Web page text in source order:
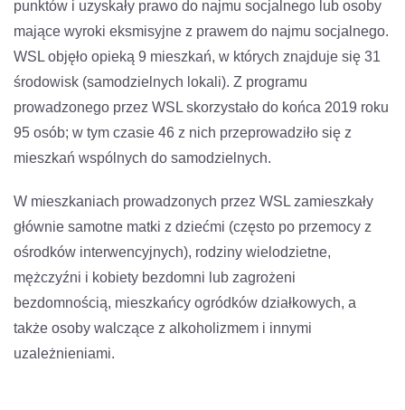
punktów i uzyskały prawo do najmu socjalnego lub osoby
mające wyroki eksmisyjne z prawem do najmu socjalnego.
WSL objęło opieką 9 mieszkań, w których znajduje się 31
środowisk (samodzielnych lokali). Z programu
prowadzonego przez WSL skorzystało do końca 2019 roku
95 osób; w tym czasie 46 z nich przeprowadziło się z
mieszkań wspólnych do samodzielnych.
W mieszkaniach prowadzonych przez WSL zamieszkały
głównie samotne matki z dziećmi (często po przemocy z
ośrodków interwencyjnych), rodziny wielodzietne,
mężczyźni i kobiety bezdomni lub zagrożeni
bezdomnością, mieszkańcy ogródków działkowych, a
także osoby walczące z alkoholizmem i innymi
uzależnieniami.